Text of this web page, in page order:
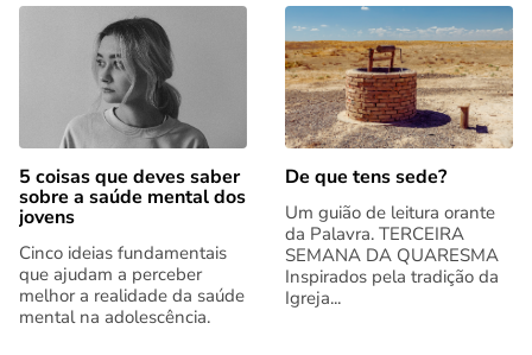
5 coisas que deves saber
sobre a saúde mental dos
jovens
Cinco ideias fundamentais
que ajudam a perceber
melhor a realidade da saúde
mental na adolescência.
De que tens sede?
Um guião de leitura orante
da Palavra. TERCEIRA
SEMANA DA QUARESMA
Inspirados pela tradição da
Igreja...